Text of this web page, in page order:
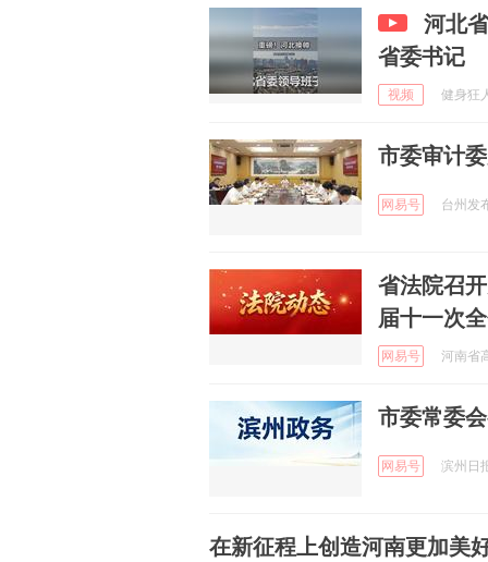
河北
省委书记
视频 健身狂
市委审计
网易号 台州发
省法院召
届十一次
网易号 河南省
市委常委
网易号 滨州日
在新征程上创造河南更加美